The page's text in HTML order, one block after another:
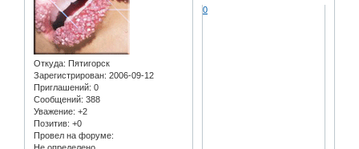
Откуда: Пятигорск
Зарегистрирован: 2006-09-12
Приглашений: 0
Сообщений: 388
Уважение: +2
Позитив: +0
Провел на форуме:
0